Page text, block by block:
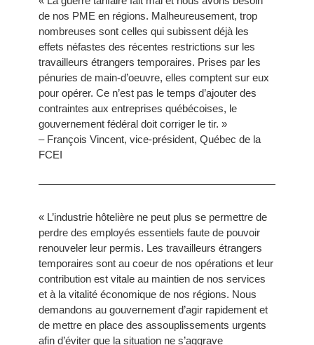
de nos PME en régions. Malheureusement, trop
nombreuses sont celles qui subissent déjà les
effets néfastes des récentes restrictions sur les
travailleurs étrangers temporaires. Prises par les
pénuries de main-d’oeuvre, elles comptent sur eux
pour opérer. Ce n’est pas le temps d’ajouter des
contraintes aux entreprises québécoises, le
gouvernement fédéral doit corriger le tir. »
– François Vincent, vice-président, Québec de la
FCEI
« L’industrie hôtelière ne peut plus se permettre de
perdre des employés essentiels faute de pouvoir
renouveler leur permis. Les travailleurs étrangers
temporaires sont au coeur de nos opérations et leur
contribution est vitale au maintien de nos services
et à la vitalité économique de nos régions. Nous
demandons au gouvernement d’agir rapidement et
de mettre en place des assouplissements urgents
afin d’éviter que la situation ne s’aggrave